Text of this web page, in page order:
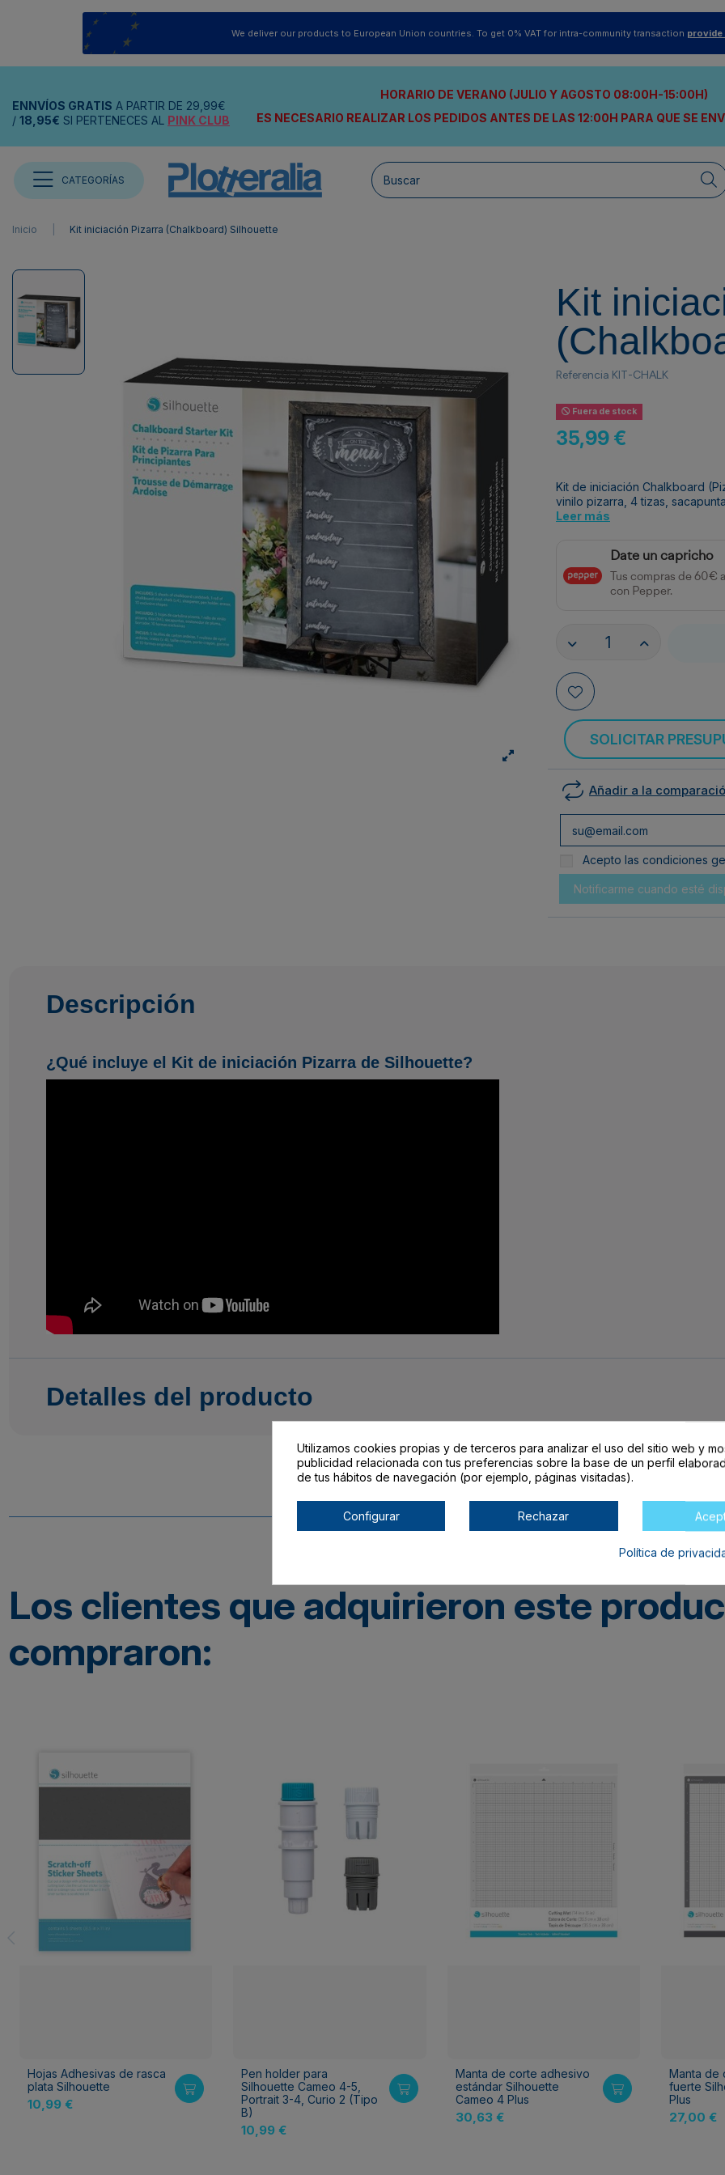
We deliver our products to European Union countries. To get 0% VAT for intra-community transaction provide
ENNVÍOS GRATIS A PARTIR DE 29,99€
/ 18,95€ SI PERTENECES AL PINK CLUB
HORARIO DE VERANO (JULIO Y AGOSTO 08:00H-15:00H)
ES NECESARIO REALIZAR LOS PEDIDOS ANTES DE LAS 12:00H PARA QUE SE
CATEGORÍAS
Inicio Kit iniciación Pizarra (Chalkboard) Silhouette
Kit
Referencia KIT-CHALK
Fuera de stock
35,99 €
Kit de iniciación Chalkboard
vinilo pizarra, 4 tizas,
Leer más
Date un capricho
Tus compras de 60€
con Pepper.
SOLICITAR
Añadir a la
Acepto las condiciones
Descripción
¿Qué incluye el Kit de iniciación Pizarra de Silhouette?
Detalles del producto
Los clientes que adquirieron este
compraron:
Hojas Adhesivas de rasca
plata Silhouette
10,99 €
Pen holder para
Silhouette Cameo 4-5,
Portrait 3-4, Curio 2 (Tipo
B)
10,99 €
Manta de corte adhesivo
estándar Silhouette
Cameo 4 Plus
30,63 €
Manta de
fuerte
Plus
27,00 €
Utilizamos cookies propias y de terceros para analizar el uso del sitio web y
publicidad relacionada con tus preferencias sobre la base de un perfil
de tus hábitos de navegación (por ejemplo, páginas visitadas).
Configurar Rechazar
Política de